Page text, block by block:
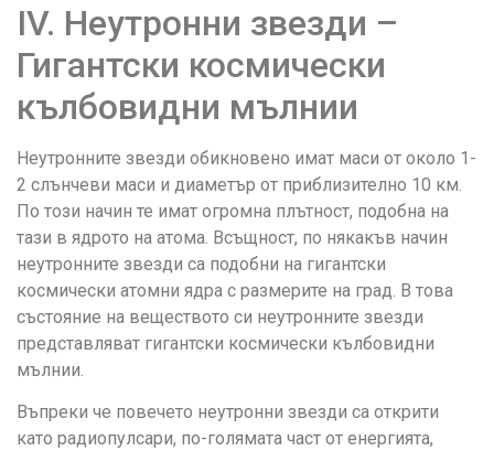
IV. Неутронни звезди –
Гигантски космически
кълбовидни мълнии
Неутронните звезди обикновено имат маси от около 1-
2 слънчеви маси и диаметър от приблизително 10 км.
По този начин те имат огромна плътност, подобна на
тази в ядрото на атома. Всъщност, по някакъв начин
неутронните звезди са подобни на гигантски
космически атомни ядра с размерите на град. В това
състояние на веществото си неутронните звезди
представляват гигантски космически кълбовидни
мълнии.
Въпреки че повечето неутронни звезди са открити
като радиопулсари, по-голямата част от енергията,